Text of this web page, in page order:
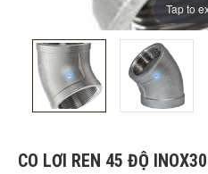
Tap to
CO LƠI REN 45 ĐỘ
ĐĂNG KÝ TƯ